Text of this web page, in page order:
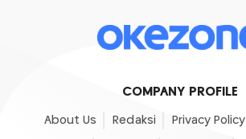
COMPANY PROFILE
About Us Redaksi Privacy Policy